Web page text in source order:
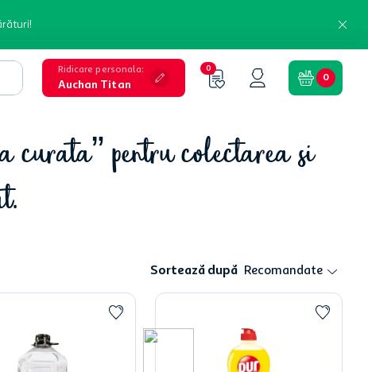
Ridicare personala:
Auchan Titan
0
0
curata” pentru colectarea si
Sortează după Recomandate